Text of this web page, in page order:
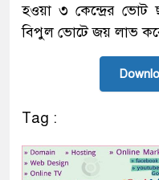
হওয়া ৩ কেন্দ্রের ভোট
বিপুল ভোটে জয় লাভ
Tag :